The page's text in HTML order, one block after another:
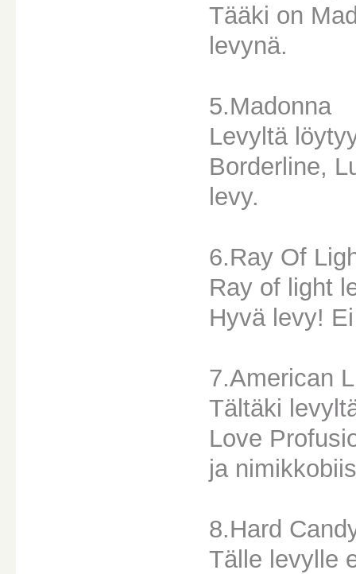
Tääki on
levynä.
5.Madonna
Levyltä
Borderline,
levy.
6.Ray Of
Ray of light
Hyvä levy!
7.American
Tältäki
Love
ja
8.Hard
Tälle levylle